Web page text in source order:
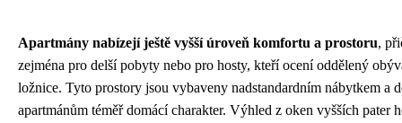
Apartmány nabízejí ještě vyšší úroveň komfortu a prostoru,
zejména pro delší pobyty nebo pro hosty, kteří ocení oddělený
ložnice. Tyto prostory jsou vybaveny nadstandardním nábytkem a
apartmánům téměř domácí charakter. Výhled z oken vyšších pater